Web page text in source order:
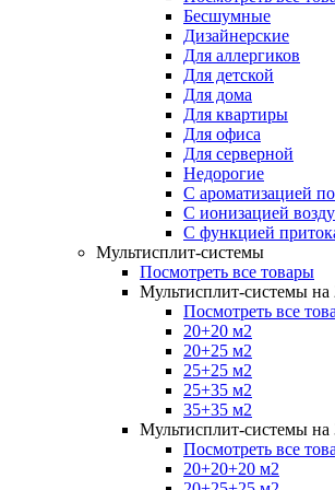
Бесшумные
Дизайнерские
Для аллергиков
Для детской
Для дома
Для квартиры
Для офиса
Для серверной
Недорогие
С ароматизацией
С ионизацией
С функцией
Мультисплит-системы
Посмотреть все товары
Мультисплит-системы на
Посмотреть все
20+20 м2
20+25 м2
25+25 м2
25+35 м2
35+35 м2
Мультисплит-системы на
Посмотреть все
20+20+20 м2